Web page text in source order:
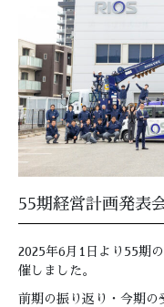
55期経営計画発表
2025年6月1日より55期
催しました。
前期の振り返り・今期の